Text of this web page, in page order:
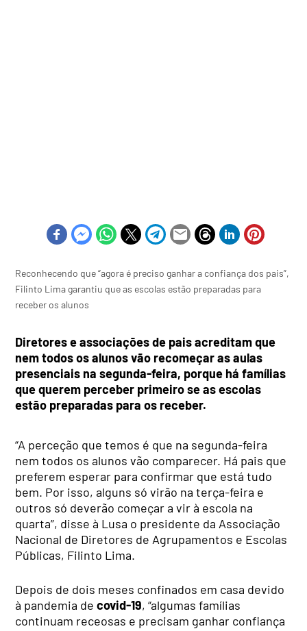
Reconhecendo que “agora é preciso ganhar a confiança dos pais”,
Filinto Lima garantiu que as escolas estão preparadas para
receber os alunos
Diretores e associações de pais acreditam que
nem todos os alunos vão recomeçar as aulas
presenciais na segunda-feira, porque há famílias
que querem perceber primeiro se as escolas
estão preparadas para os receber.
“A perceção que temos é que na segunda-feira
nem todos os alunos vão comparecer. Há pais que
preferem esperar para confirmar que está tudo
bem. Por isso, alguns só virão na terça-feira e
outros só deverão começar a vir à escola na
quarta”, disse à Lusa o presidente da Associação
Nacional de Diretores de Agrupamentos e Escolas
Públicas, Filinto Lima.
Depois de dois meses confinados em casa devido
à pandemia de covid-19, “algumas famílias
continuam receosas e precisam ganhar confiança